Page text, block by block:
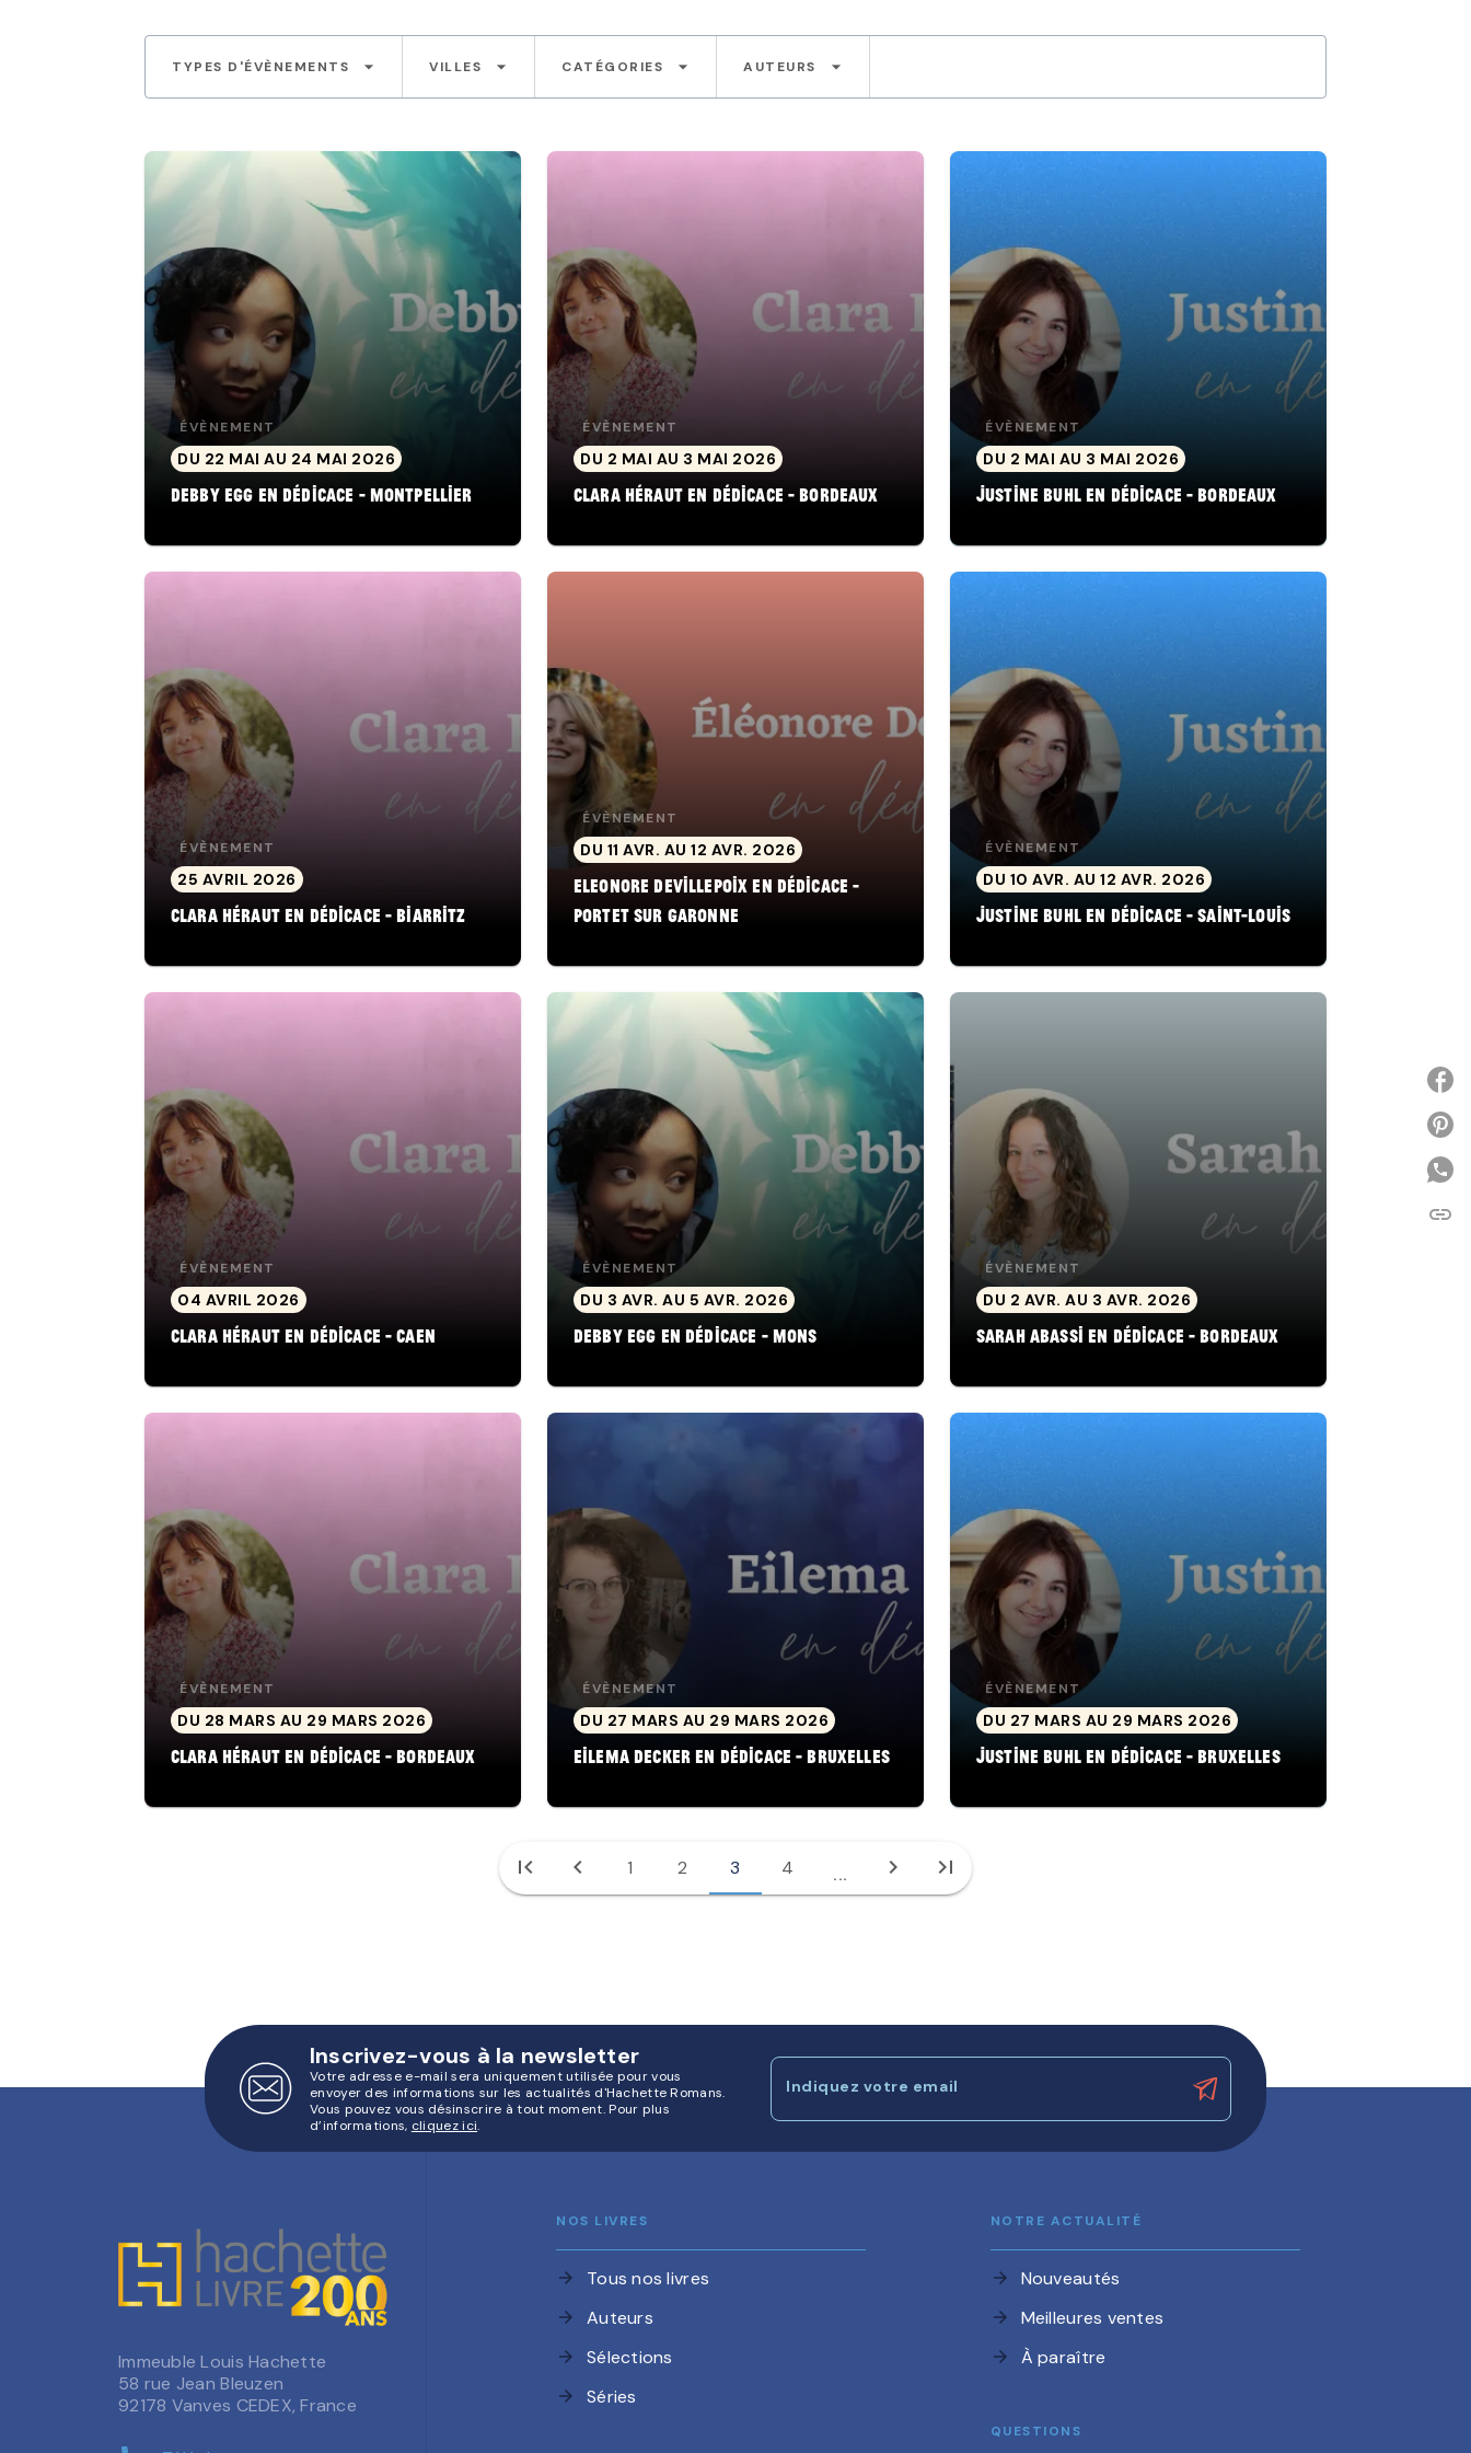
TYPES D'ÉVÈNEMENTS arrow_drop_down VILLES arrow_drop_down CATÉGORIES arrow_drop_down AUTEURS arrow_drop_down
ÉVÈNEMENT
DU 22 MAI AU 24 MAI 2026
Debby Egg en dédicace - Montpellier
ÉVÈNEMENT
DU 2 MAI AU 3 MAI 2026
Clara Héraut en dédicace - Bordeaux
ÉVÈNEMENT
DU 2 MAI AU 3 MAI 2026
Justine Buhl en dédicace - Bordeaux
ÉVÈNEMENT
25 AVRIL 2026
Clara Héraut en dédicace - Biarritz
ÉVÈNEMENT
DU 11 AVR. AU 12 AVR. 2026
Eleonore Devillepoix en dédicace -
Portet sur Garonne
ÉVÈNEMENT
DU 10 AVR. AU 12 AVR. 2026
Justine Buhl en dédicace - Saint-Louis
ÉVÈNEMENT
04 AVRIL 2026
Clara Héraut en dédicace - Caen
ÉVÈNEMENT
DU 3 AVR. AU 5 AVR. 2026
Debby Egg en dédicace - Mons
ÉVÈNEMENT
DU 2 AVR. AU 3 AVR. 2026
Sarah Abassi en dédicace - Bordeaux
ÉVÈNEMENT
DU 28 MARS AU 29 MARS 2026
Clara Héraut en dédicace - Bordeaux
ÉVÈNEMENT
DU 27 MARS AU 29 MARS 2026
Eilema Decker en dédicace - Bruxelles
ÉVÈNEMENT
DU 27 MARS AU 29 MARS 2026
Justine Buhl en dédicace - Bruxelles
first_page chevron_left 1 2 3 4 ... chevron_right last_page
link
Inscrivez-vous à la newsletter
Votre adresse e-mail sera uniquement utilisée pour vous
envoyer des informations sur les actualités d'Hachette Romans.
Vous pouvez vous désinscrire à tout moment. Pour plus
d’informations, cliquez ici.
Indiquez votre email
Immeuble Louis Hachette
58 rue Jean Bleuzen
92178 Vanves CEDEX, France
NOS LIVRES
arrow_forward Tous nos livres
arrow_forward Auteurs
arrow_forward Sélections
arrow_forward Séries
NOTRE ACTUALITÉ
arrow_forward Nouveautés
arrow_forward Meilleures ventes
arrow_forward À paraître
QUESTIONS